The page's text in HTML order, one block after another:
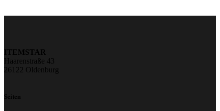
ITEMSTAR
Haarenstraße 43
26122 Oldenburg
Seiten